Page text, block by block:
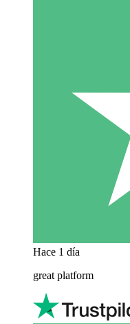
Hace 1 día
great platform